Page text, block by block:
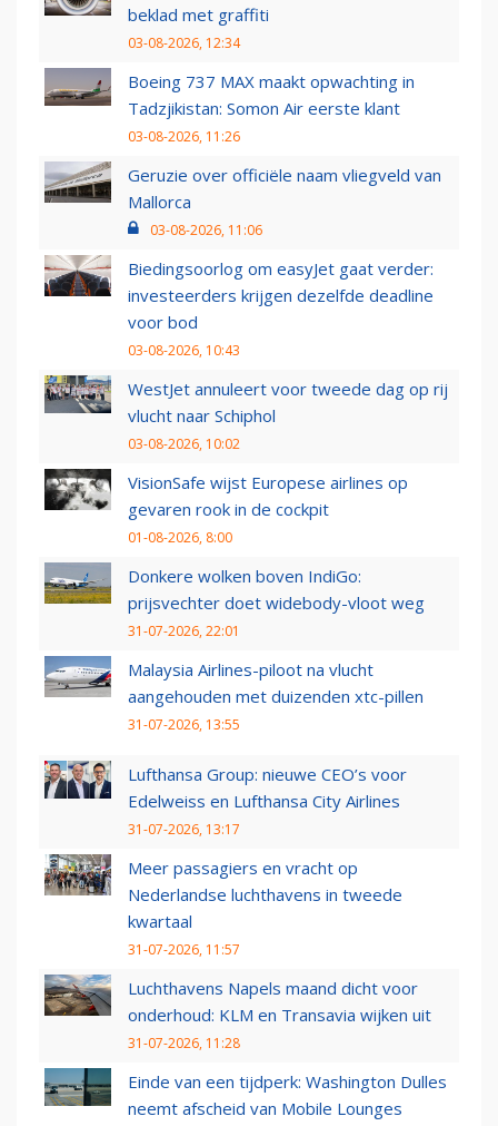
beklad met graffiti
03-08-2026, 12:34
Boeing 737 MAX maakt opwachting in
Tadzjikistan: Somon Air eerste klant
03-08-2026, 11:26
Geruzie over officiële naam vliegveld van
Mallorca
03-08-2026, 11:06
Biedingsoorlog om easyJet gaat verder:
investeerders krijgen dezelfde deadline
voor bod
03-08-2026, 10:43
WestJet annuleert voor tweede dag op rij
vlucht naar Schiphol
03-08-2026, 10:02
VisionSafe wijst Europese airlines op
gevaren rook in de cockpit
01-08-2026, 8:00
Donkere wolken boven IndiGo:
prijsvechter doet widebody-vloot weg
31-07-2026, 22:01
Malaysia Airlines-piloot na vlucht
aangehouden met duizenden xtc-pillen
31-07-2026, 13:55
Lufthansa Group: nieuwe CEO’s voor
Edelweiss en Lufthansa City Airlines
31-07-2026, 13:17
Meer passagiers en vracht op
Nederlandse luchthavens in tweede
kwartaal
31-07-2026, 11:57
Luchthavens Napels maand dicht voor
onderhoud: KLM en Transavia wijken uit
31-07-2026, 11:28
Einde van een tijdperk: Washington Dulles
neemt afscheid van Mobile Lounges